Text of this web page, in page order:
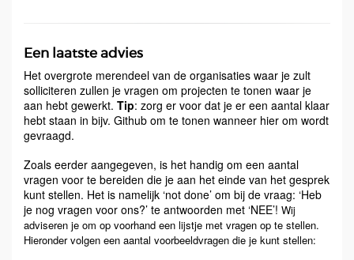
Een laatste advies
Het overgrote merendeel van de organisaties waar je zult
solliciteren zullen je vragen om projecten te tonen waar je
aan hebt gewerkt. Tip: zorg er voor dat je er een aantal klaar
hebt staan in bijv. Github om te tonen wanneer hier om wordt
gevraagd.
Zoals eerder aangegeven, is het handig om een aantal
vragen voor te bereiden die je aan het einde van het gesprek
kunt stellen. Het is namelijk ‘not done’ om bij de vraag: ‘Heb
je nog vragen voor ons?’ te antwoorden met ‘NEE’! Wij
adviseren je om op voorhand een lijstje met vragen op te stellen.
Hieronder volgen een aantal voorbeeldvragen die je kunt stellen: